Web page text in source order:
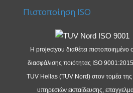
Πιστοποίηση ISO
Η projectyou διαθέτει πιστοποιημένο
διασφάλισης ποιότητας ISO
TUV Hellas (TUV Nord) στον τομέα
υπηρεσιών εκπαίδευσης,